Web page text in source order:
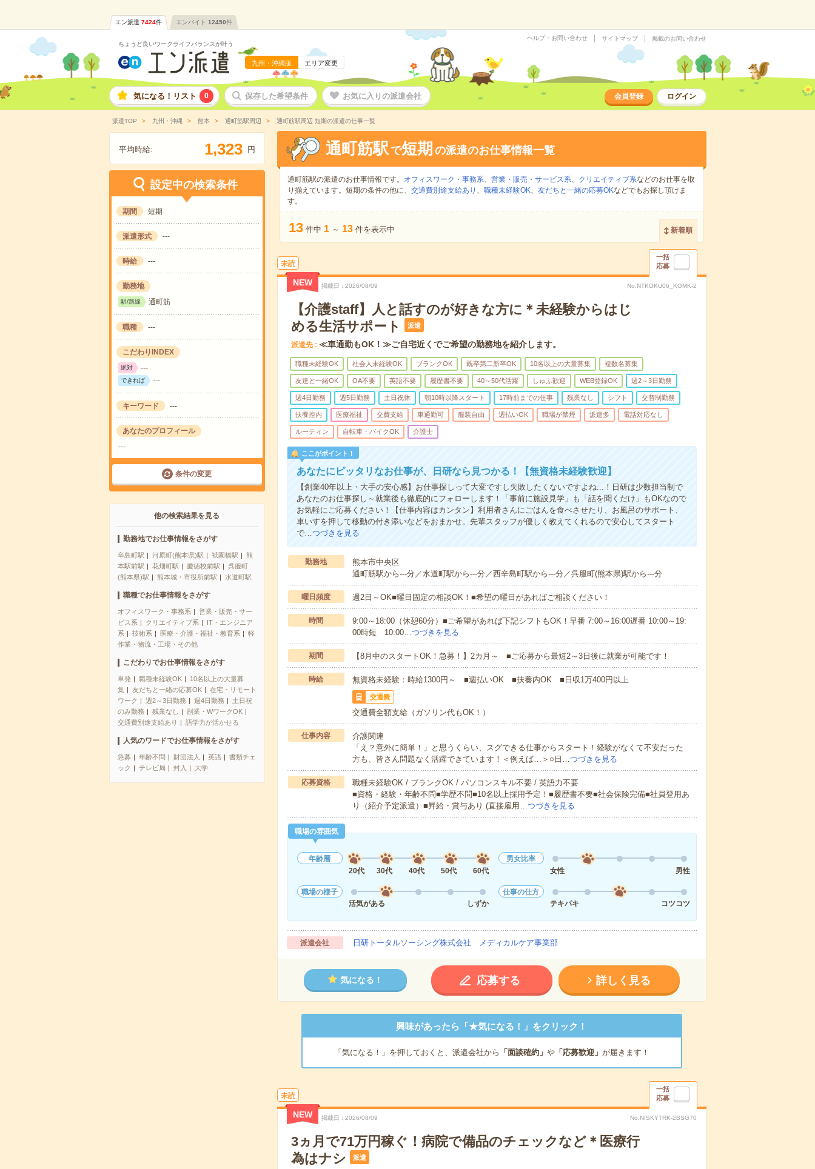
エン派遣 7424件 エンバイト 12450件
ちょうど良いワークライフバランスが叶う
九州・沖縄版 エリア変更
ヘルプ・お問い合わせ サイトマップ 掲載のお問い合わせ
気になる！リスト 0 保存した希望条件 お気に入りの派遣会社 会員登録 ログイン
派遣TOP 九州・沖縄 熊本 通町筋駅周辺 通町筋駅周辺 短期の派遣の仕事一覧
平均時給: 1,323 円
設定中の検索条件
期間 短期
派遣形式 ---
時給 ---
勤務地
駅/路線 通町筋
職種 ---
こだわりINDEX
絶対 ---
できれば ---
キーワード ---
あなたのプロフィール
---
条件の変更
他の検索結果を見る
勤務地でお仕事情報をさがす
辛島町駅 河原町(熊本県)駅 祇園橋駅
熊
本駅前駅
花畑町駅 慶徳校前駅
呉服町
(熊本県)駅
熊本城・市役所前駅 水道町駅
職種でお仕事情報をさがす
オフィスワーク・事務系
営業・販売・サー
ビス系
クリエイティブ系
IT・エンジニア
系
技術系 医療・介護・福祉・教育系
軽
作業・物流・工場・その他
こだわりでお仕事情報をさがす
単発 職種未経験OK
10名以上の大量募
集
友だちと一緒の応募OK
在宅・リモート
ワーク
週2～3日勤務 週4日勤務
土日祝
のみ勤務
残業なし
副業・WワークOK
交通費別途支給あり
語学力が活かせる
人気のワードでお仕事情報をさがす
急募 年齢不問 財団法人 英語
書類チェ
ック
テレビ局 封入 大学
通町筋駅 で短期 の派遣のお仕事情報一覧
通町筋駅の派遣のお仕事情報です。 オフィスワーク・事務系、 営業・販売・サービス系、 クリエイティブ系などのお仕事を取
り揃えています。短期の条件の他に、 交通費別途支給あり 、 職種未経験OK、 友だちと一緒の応募OKなどでもお探し頂けま
す。
13 件中 1 ～ 13 件を表示中 新着順
未読
一括
応募
NEW 掲載日 2026/08/09 No.NTKOKU06_KGMK-2
【介護staff】人と話すのが好きな方に＊未経験からはじ
める生活サポート
派遣
派遣先 ≪車通勤もOK！≫ご自宅近くでご希望の勤務地を紹介します。
職種未経験OK 社会人未経験OK ブランクOK 既卒第二新卒OK 10名以上の大量募集 複数名募集
友達と一緒OK OA不要 英語不要 履歴書不要 40～50代活躍 しゅふ歓迎 WEB登録OK 週2～3日勤務
週4日勤務 週5日勤務 土日祝休 朝10時以降スタート 17時前までの仕事 残業なし シフト 交替制勤務
扶養控内 医療福祉 交費支給 車通勤可 服装自由 週払いOK 職場が禁煙 派遣多 電話対応なし
ルーティン 自転車・バイクOK 介護士
ここがポイント！
あなたにピッタリなお仕事が、日研なら見つかる！【無資格未経験歓迎】
【創業40年以上・大手の安心感】お仕事探しって大変ですし失敗したくないですよね...！日研は少数担当制で
あなたのお仕事探し～就業後も徹底的にフォローします！「事前に施設見学」も「話を聞くだけ」もOKなので
お気軽にご応募ください！【仕事内容はカンタン】利用者さんにごはんを食べさせたり、お風呂のサポート、
車いすを押して移動の付き添いなどをおまかせ。先輩スタッフが優しく教えてくれるので安心してスタート
で…つづきを見る
勤務地
熊本市中央区
通町筋駅から---分／水道町駅から---分／西辛島町駅から---分／呉服町(熊本県)駅から---分
曜日頻度 週2日～OK■曜日固定の相談OK！■希望の曜日があればご相談ください！
時間
9:00～18:00（休憩60分）■ご希望があれば下記シフトもOK！早番 7:00～16:00遅番 10:00～19:
00時短 10:00…つづきを見る
期間 【8月中のスタートOK！急募！】2カ月～ ■ご応募から最短2～3日後に就業が可能です！
時給 無資格未経験：時給1300円～ ■週払いOK ■扶養内OK ■日収1万400円以上
交通費
交通費全額支給（ガソリン代もOK！）
仕事内容
介護関連
「え？意外に簡単！」と思うくらい、スグできる仕事からスタート！経験がなくて不安だった
方も、皆さん問題なく活躍できています！＜例えば…＞○日…つづきを見る
応募資格
職種未経験OK / ブランクOK / パソコンスキル不要 / 英語力不要
■資格・経験・年齢不問■学歴不問■10名以上採用予定！■履歴書不要■社会保険完備■社員登用あ
り（紹介予定派遣）■昇給・賞与あり (直接雇用…つづきを見る
職場の雰囲気
年齢層
20代
30代 40代 50代 60代
男女比率
女性
男性
職場の様子
活気がある
しずか
仕事の仕方
テキパキ
コツコツ
派遣会社 日研トータルソーシング株式会社 メディカルケア事業部
気になる！ 応募する 詳しく見る
興味があったら「★気になる！」をクリック！
「気になる！」を押しておくと、派遣会社から 「面談確約」 や「応募歓迎」 が届きます！
未読
一括
応募
NEW 掲載日 2026/08/09 No.NISKYTRK-2BSG70
3ヵ月で71万円稼ぐ！病院で備品のチェックなど＊医療行
為はナシ
派遣